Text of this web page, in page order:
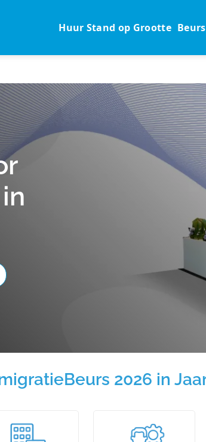
Huur Stand op Grootte
2026 in